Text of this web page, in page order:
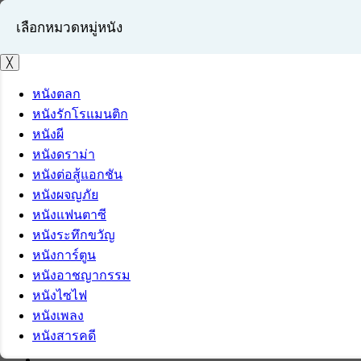
เข้าสู่ระบบ
สมัครสมาชิก
เลือกหมวดหมู่หนัง
╳
หนังตลก
หนังรักโรแมนติก
หนังผี
หนังดราม่า
หนังต่อสู้แอกชัน
หนังผจญภัย
หนังแฟนตาซี
หนังระทึกขวัญ
หนังการ์ตูน
หนังอาชญากรรม
หนังไซไฟ
หนังเพลง
หนังสารคดี